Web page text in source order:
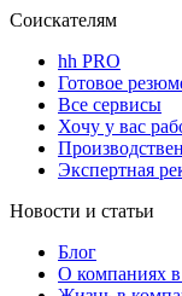
Соискателям
hh PRO
Готовое
Все сервисы
Хочу у вас
Экспертная
Новости и статьи
Блог
О компаниях